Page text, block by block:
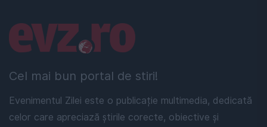
Cel mai bun portal de stiri!
Evenimentul Zilei este o publicație multimedia, dedicată
celor care apreciază știrile corecte, obiective și
Linkuri utile